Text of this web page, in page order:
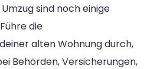
sind noch einige
die
alten Wohnung durch,
Behörden, Versicherungen,